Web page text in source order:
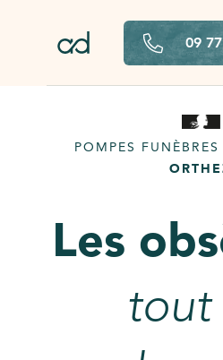
09
POMPES
Les
tout